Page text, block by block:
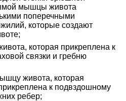
мышцы живота
поперечными
которые создают
которая прикреплена к
связки и гребню
живота, которая
к подвздошному
ребер;